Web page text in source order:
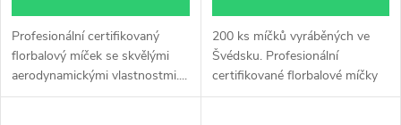
Profesionální certifikovaný
florbalový míček se skvělými
aerodynamickými vlastnostmi....
200 ks míčků vyráběných ve
Švédsku. Profesionální
certifikované florbalové míčky
se...